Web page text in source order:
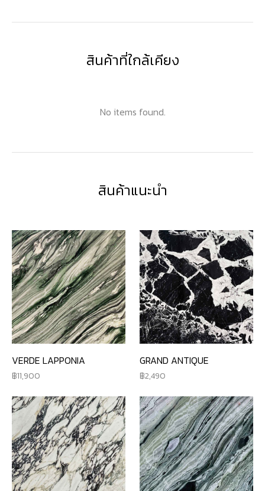
สินค้าที่ใกล้เคียง
No items found.
สินค้าแนะนำ
VERDE LAPPONIA
11,900
GRAND ANTIQUE
2,490